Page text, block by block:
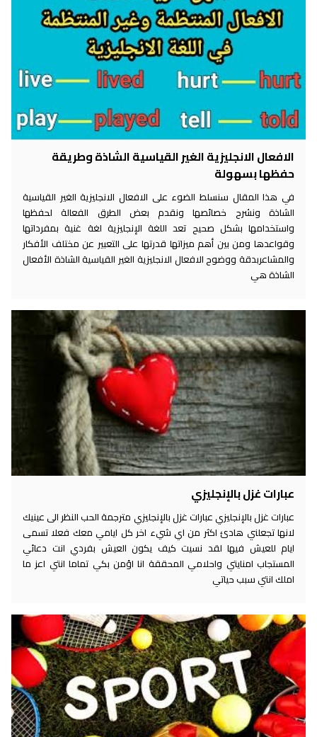
الافعال الانجليزية الغير القياسية الشاذة وطريقة
حفظها بسهولة
في هذا المقال سنسلط الضوء على الافعال الانجليزية الغير القياسية
الشاذة ونشرح خصائصها ونقدم بعض الطرق الفعالة لحفظها
واستخدامها بشكل صحيح تعد اللغة الإنجليزية لغة غنية بمفرداتها
وقواعدها ومن بين أهم ميزاتها قدرتها على التعبير عن مختلف الأفكار
والمشاعربدقة ووضوح الافعال الانجليزية الغير القياسية الشاذة الأفعال
الشاذة هي
عبارات غزل بالإنجليزي
عبارات غزل بالإنجليزي عبارات غزل بالإنجليزي مترجمة الحب النظر الى عينيك
لانها تجعلني هادئ اكثر من اي شيء اخر كل ايامي معك فعلا تسمى
ايام للعيش فيها لقد نسيت كيف يكون العيش بفردي انت دعائي
المستجاب امنايتي واحلامي المحققة انا اؤمن بكي تماما انتي اعز ما
املك انتي سبب حياتي